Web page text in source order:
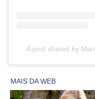
A post shared by